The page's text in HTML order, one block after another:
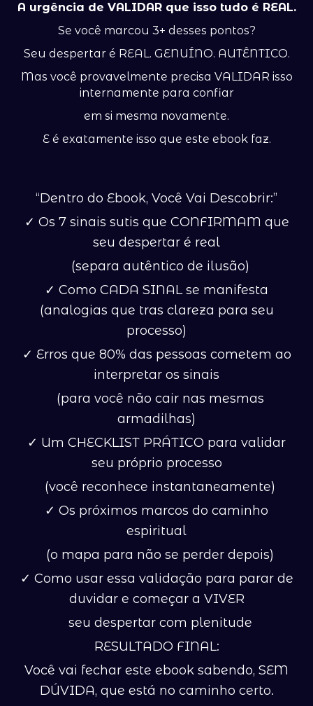
A urgência de VALIDAR que isso tudo é REAL.
Se você marcou 3+ desses pontos?
Seu despertar é REAL. GENUÍNO. AUTÊNTICO.
Mas você provavelmente precisa VALIDAR isso
internamente para confiar
em si mesma novamente.
E é exatamente isso que este ebook faz.
“Dentro do Ebook, Você Vai Descobrir:”
✓ Os 7 sinais sutis que CONFIRMAM que
seu despertar é real
(separa autêntico de ilusão)
✓ Como CADA SINAL se manifesta
(analogias que tras clareza para seu
processo)
✓ Erros que 80% das pessoas cometem ao
interpretar os sinais
(para você não cair nas mesmas
armadilhas)
✓ Um CHECKLIST PRÁTICO para validar
seu próprio processo
(você reconhece instantaneamente)
✓ Os próximos marcos do caminho
espiritual
(o mapa para não se perder depois)
✓ Como usar essa validação para parar de
duvidar e começar a VIVER
seu despertar com plenitude
RESULTADO FINAL:
Você vai fechar este ebook sabendo, SEM
DÚVIDA, que está no caminho certo.